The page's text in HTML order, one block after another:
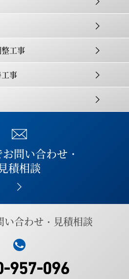
工事
事
問い合わせ・
見積相談
い合わせ・見積相談